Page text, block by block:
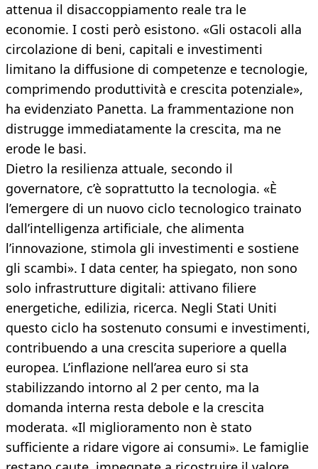
attenua il disaccoppiamento reale tra le
economie. I costi però esistono. «Gli ostacoli alla
circolazione di beni, capitali e investimenti
limitano la diffusione di competenze e tecnologie,
comprimendo produttività e crescita potenziale»,
ha evidenziato Panetta. La frammentazione non
distrugge immediatamente la crescita, ma ne
erode le basi.
Dietro la resilienza attuale, secondo il
governatore, c’è soprattutto la tecnologia. «È
l’emergere di un nuovo ciclo tecnologico trainato
dall’intelligenza artificiale, che alimenta
l’innovazione, stimola gli investimenti e sostiene
gli scambi». I data center, ha spiegato, non sono
solo infrastrutture digitali: attivano filiere
energetiche, edilizia, ricerca. Negli Stati Uniti
questo ciclo ha sostenuto consumi e investimenti,
contribuendo a una crescita superiore a quella
europea. L’inflazione nell’area euro si sta
stabilizzando intorno al 2 per cento, ma la
domanda interna resta debole e la crescita
moderata. «Il miglioramento non è stato
sufficiente a ridare vigore ai consumi». Le famiglie